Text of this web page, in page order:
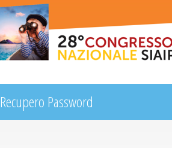
Recupero Password